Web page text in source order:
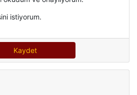
istiyorum.
Kaydet